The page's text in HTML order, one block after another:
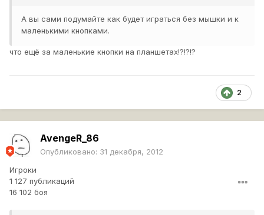
А вы сами подумайте как будет играться без мышки и к
маленькими кнопками.
что ещё за маленькие кнопки на планшетах!?!?!?
2
AvengeR_86
Опубликовано: 31 декабря, 2012
Игроки
1 127 публикаций
16 102 боя